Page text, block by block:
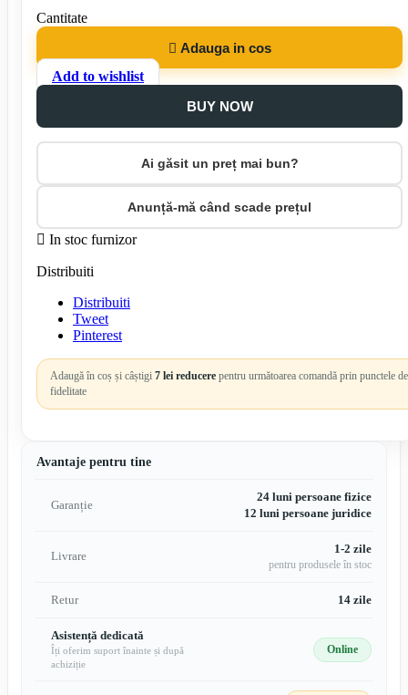
Avantaje pentru tine
Garanție
24 luni persoane fizice
12 luni persoane juridice
Livrare
1-2 zile
pentru produsele în stoc
Retur 14 zile
Asistență dedicată
Îți oferim suport înainte și după
achiziție
Online
Cantitate
 Adauga in cos
Add to wishlist
BUY NOW
Ai găsit un preț mai bun?
Anunță-mă când scade prețul
 In stoc furnizor
Distribuiti
Distribuiti
Tweet
Pinterest
Adaugă în coș și câștigi 7 lei reducere pentru următoarea comandă prin punctele de
fidelitate